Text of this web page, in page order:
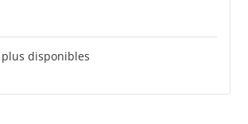
disponibles